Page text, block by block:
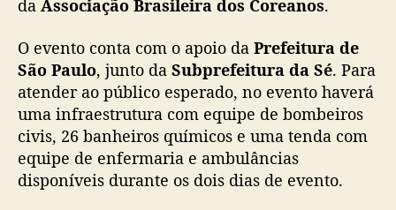
da Associação Brasileira dos Coreanos.
O evento conta com o apoio da Prefeitura de
São Paulo, junto da Subprefeitura da Sé. Para
atender ao público esperado, no evento haverá
uma infraestrutura com equipe de bombeiros
civis, 26 banheiros químicos e uma tenda com
equipe de enfermaria e ambulâncias
disponíveis durante os dois dias de evento.